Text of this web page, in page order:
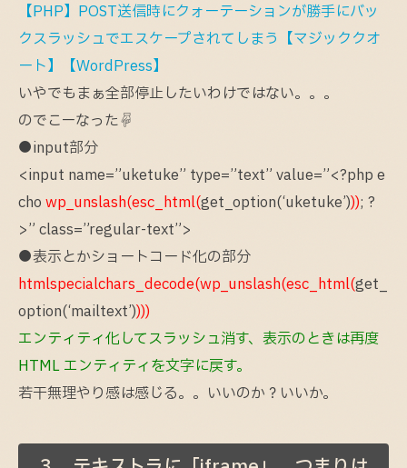
【PHP】POST送信時にクォーテーションが勝手にバッ
クスラッシュでエスケープされてしまう【マジッククオ
ート】【WordPress】
いやでもまぁ全部停止したいわけではない。。。
のでこーなった☟
●input部分
<input name=”uketuke” type=”text” value=”<?php e
cho wp_unslash(esc_html(get_option(‘uketuke’))); ?
>” class=”regular-text”>
●表示とかショートコード化の部分
htmlspecialchars_decode(wp_unslash(esc_html(get_
option(‘mailtext’))))
エンティティ化してスラッシュ消す、表示のときは再度
HTML エンティティを文字に戻す。
若干無理やり感は感じる。。いいのか？いいか。